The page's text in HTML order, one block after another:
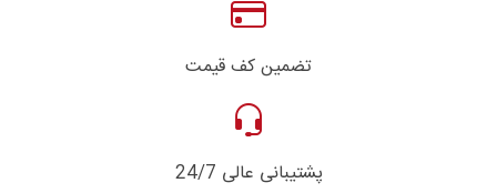
تضمین کف قیمت
پشتیبانی عالی 24/7